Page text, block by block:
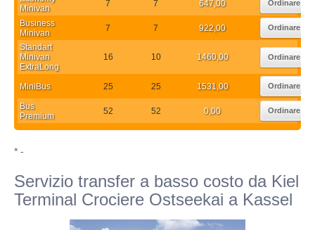
Minivan
7 7 647,00 Ordinare
Business
Minivan
7 7 922,00 Ordinare
Standart
Minivan
ExtraLong
16 10 1460,00 Ordinare
MiniBus 25 25 1531,00 Ordinare
Bus
Premium
52 52 0,00 Ordinare
* -
Servizio transfer a basso costo da Kiel
Terminal Crociere Ostseekai a Kassel